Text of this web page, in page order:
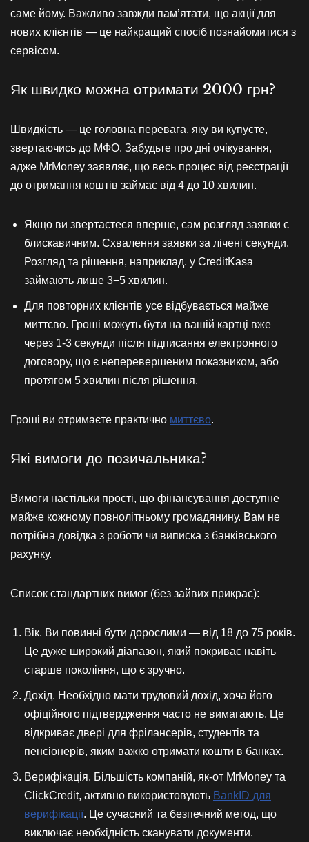
саме йому. Важливо завжди пам’ятати, що акції для
нових клієнтів — це найкращий спосіб познайомитися з
сервісом.
Як швидко можна отримати 2000 грн?
Швидкість — це головна перевага, яку ви купуєте,
звертаючись до МФО. Забудьте про дні очікування,
адже MrMoney заявляє, що весь процес від реєстрації
до отримання коштів займає від 4 до 10 хвилин.
Якщо ви звертаєтеся вперше, сам розгляд заявки є
блискавичним. Схвалення заявки за лічені секунди.
Розгляд та рішення, наприклад. у CreditKasa
займають лише 3−5 хвилин.
Для повторних клієнтів усе відбувається майже
миттєво. Гроші можуть бути на вашій картці вже
через 1-3 секунди після підписання електронного
договору, що є неперевершеним показником, або
протягом 5 хвилин після рішення.
Гроші ви отримаєте практично миттєво.
Які вимоги до позичальника?
Вимоги настільки прості, що фінансування доступне
майже кожному повнолітньому громадянину. Вам не
потрібна довідка з роботи чи виписка з банківського
рахунку.
Список стандартних вимог (без зайвих прикрас):
Вік. Ви повинні бути дорослими — від 18 до 75 років.
Це дуже широкий діапазон, який покриває навіть
старше покоління, що є зручно.
Дохід. Необхідно мати трудовий дохід, хоча його
офіційного підтвердження часто не вимагають. Це
відкриває двері для фрілансерів, студентів та
пенсіонерів, яким важко отримати кошти в банках.
Верифікація. Більшість компаній, як-от MrMoney та
ClickCredit, активно використовують BankID для
верифікації. Це сучасний та безпечний метод, що
виключає необхідність сканувати документи.